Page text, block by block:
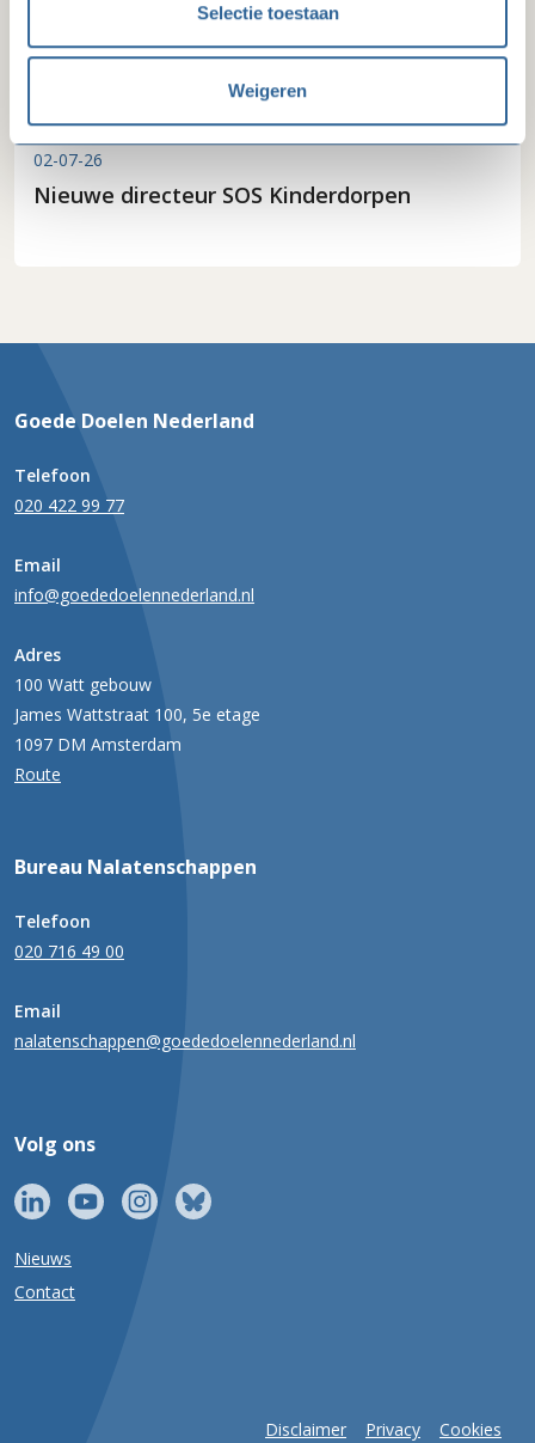
Selectie toestaan
Weigeren
02-07-26
Nieuwe directeur SOS Kinderdorpen
Goede Doelen Nederland
Telefoon
020 422 99 77
Email
info@goededoelennederland.nl
Adres
100 Watt gebouw
James Wattstraat 100, 5e etage
1097 DM Amsterdam
Route
Bureau Nalatenschappen
Telefoon
020 716 49 00
Email
nalatenschappen@goededoelennederland.nl
Volg ons
Nieuws
Contact
Disclaimer Privacy Cookies